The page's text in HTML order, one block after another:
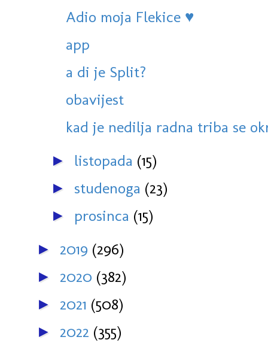
Adio moja Flekice ♥
app
a di je Split?
obavijest
kad je nedilja radna triba se
► listopada (15)
► studenoga (23)
► prosinca (15)
► 2019 (296)
► 2020 (382)
► 2021 (508)
► 2022 (355)